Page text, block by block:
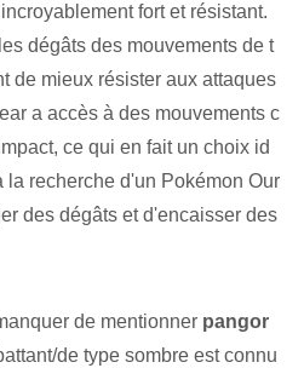
fort et résistant.
dégâts des mouvements de t
de mieux résister aux attaques
a accès à des mouvements c
ce qui en fait un choix id
recherche d'un Pokémon Our
des dégâts et d'encaisser des
de mentionner pangor
de type sombre est connu